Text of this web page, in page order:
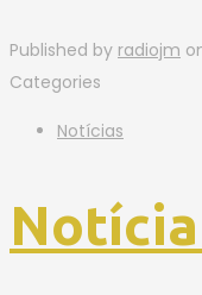
Published by radiojm
Categories
Notícias